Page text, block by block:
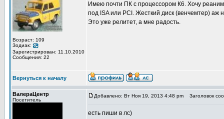
Возраст: 109
Зодиак:
Зарегистрирован: 11.10.2010
Сообщения: 22
Имею почти ПК с процессором К6. Хочу
под ISA или PCI. Жесткий диск (венчемтер) аж
Это уже релитет, а мне радость.
Вернуться к началу
ВалераЦентр
Посетитель
Добавлено: Вт Ноя 19, 2013 4:48 pm Заголовок
есть пиши в лс)